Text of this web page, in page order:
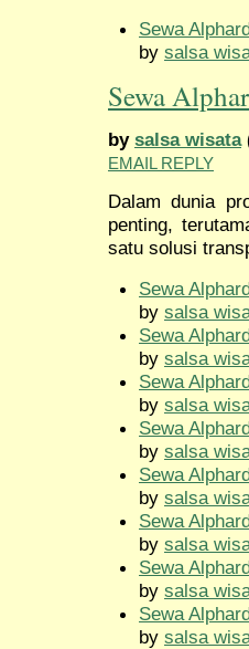
Sewa
by salsa
Sewa
by salsa wisata
EMAIL REPLY
Dalam dunia
penting,
satu solusi
Sewa
by salsa
Sewa
by salsa
Sewa
by salsa
Sewa
by salsa
Sewa
by salsa
Sewa
by salsa
Sewa
by salsa
Sewa
by salsa